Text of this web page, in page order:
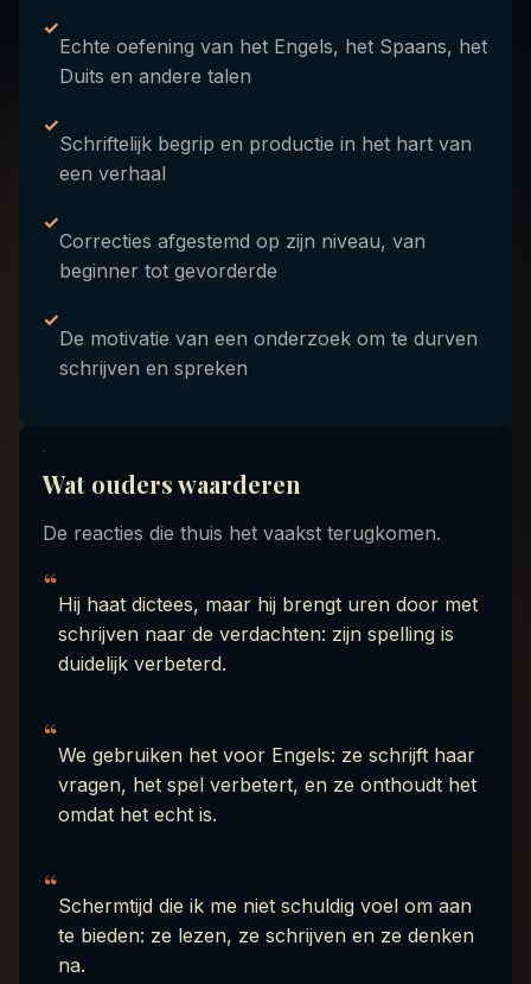
✓
Echte oefening van het Engels, het Spaans, het
Duits en andere talen
✓
Schriftelijk begrip en productie in het hart van
een verhaal
✓
Correcties afgestemd op zijn niveau, van
beginner tot gevorderde
✓
De motivatie van een onderzoek om te durven
schrijven en spreken
Wat ouders waarderen
De reacties die thuis het vaakst terugkomen.
“Hij haat dictees, maar hij brengt uren door met
schrijven naar de verdachten: zijn spelling is
duidelijk verbeterd.
“We gebruiken het voor Engels: ze schrijft haar
vragen, het spel verbetert, en ze onthoudt het
omdat het echt is.
“Schermtijd die ik me niet schuldig voel om aan
te bieden: ze lezen, ze schrijven en ze denken
na.